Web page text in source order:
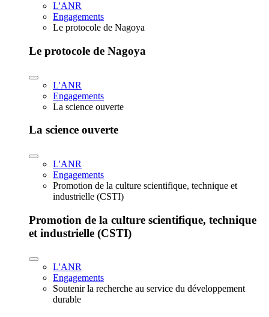
L'ANR
Engagements
Le protocole de Nagoya
Le protocole de Nagoya
L'ANR
Engagements
La science ouverte
La science ouverte
L'ANR
Engagements
Promotion de la culture scientifique, technique et
industrielle (CSTI)
Promotion de la culture scientifique, technique
et industrielle (CSTI)
L'ANR
Engagements
Soutenir la recherche au service du développement
durable